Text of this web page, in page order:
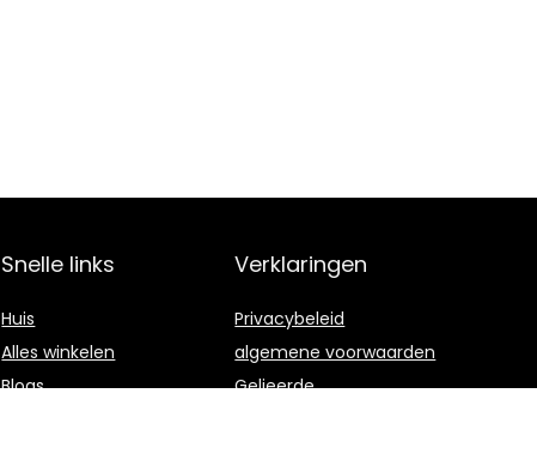
Snelle links
Huis
Alles winkelen
Blogs
Verklaringen
Privacybeleid
algemene voorwaarden
Gelieerde